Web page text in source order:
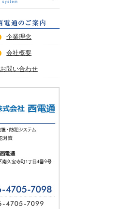
企業理念
会社概要
お問い合わせ